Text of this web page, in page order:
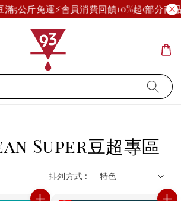
5公斤免運⚡會員消費回饋10%起(部分商品
Super豆超專區
排列方式 :